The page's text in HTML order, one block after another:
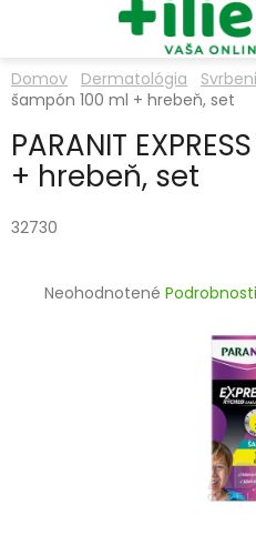
VITAMÍNY
MINERÁLY
Domov Dermatológia
šampón 100 ml + hrebeň, set
PARANIT
+ hrebeň, set
32730
Priemerné
Neohodnotené